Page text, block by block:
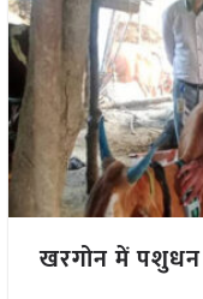
खरगोन में